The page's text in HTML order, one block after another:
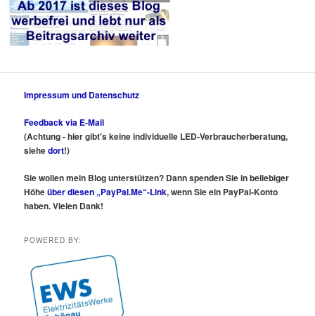
Impressum und Datenschutz
Feedback via E-Mail
(Achtung - hier gibt's keine individuelle LED-Verbraucherberatung,
siehedort!)
Sie wollen mein Blog unterstützen? Dann spenden Sie in beliebiger
Höheüber diesen „PayPal.Me“-Link, wenn Sie ein PayPal-Konto
haben. Vielen Dank!
POWERED BY: